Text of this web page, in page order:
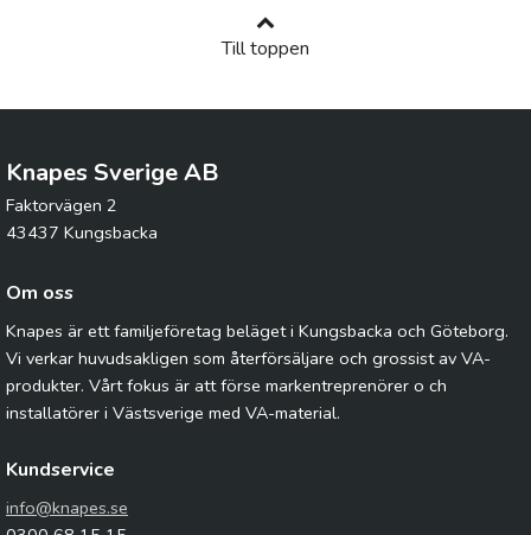
Till toppen
Knapes Sverige AB
Faktorvägen 2
43437 Kungsbacka
Om oss
Knapes är ett familjeföretag beläget i Kungsbacka och Göteborg.
Vi verkar huvudsakligen som återförsäljare och grossist av VA-
produkter. Vårt fokus är att förse markentreprenörer o ch
installatörer i Västsverige med VA-material.
Kundservice
info@knapes.se